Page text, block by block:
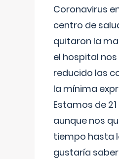
Coronavirus
centro de
quitaron la
el hospital nos
reducido las
la mínima
Estamos de
aunque nos
tiempo hasta
gustaría